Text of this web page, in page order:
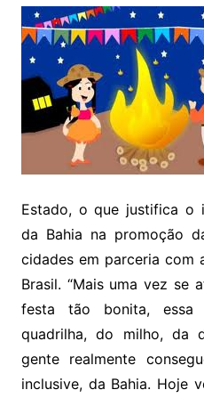
Estado, o que justifica o
da Bahia na promoção
cidades em parceria com
Brasil. “Mais uma vez se
festa tão bonita,
quadrilha, do milho, da
gente realmente
inclusive, da Bahia. Hoje